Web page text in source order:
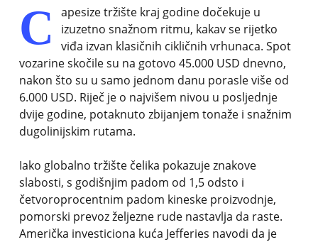
C
apesize tržište kraj godine dočekuje u
izuzetno snažnom ritmu, kakav se rijetko
viđa izvan klasičnih cikličnih vrhunaca. Spot
vozarine skočile su na gotovo 45.000 USD dnevno,
nakon što su u samo jednom danu porasle više od
6.000 USD. Riječ je o najvišem nivou u posljednje
dvije godine, potaknuto zbijanjem tonaže i snažnim
dugolinijskim rutama.
Iako globalno tržište čelika pokazuje znakove
slabosti, s godišnjim padom od 1,5 odsto i
četvoroprocentnim padom kineske proizvodnje,
pomorski prevoz željezne rude nastavlja da raste.
Američka investiciona kuća Jefferies navodi da je